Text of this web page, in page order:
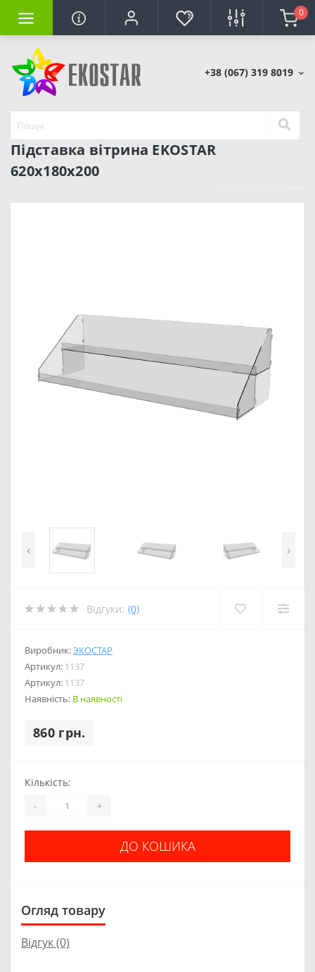
0
+38 (067) 319 8019
Підставка вітрина EKOSTAR
620x180x200
‹ ›
Відгуки: (0)
Виробник:ЭКОСТАР
Артикул: 1137
Артикул: 1137
Наявність: В наявності
860 грн.
Кількість:
- +
ДО КОШИКА
Огляд товару
Відгук (0)